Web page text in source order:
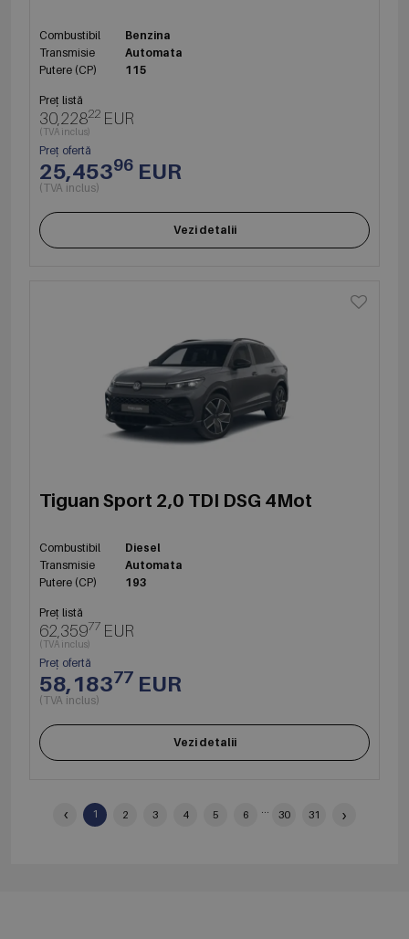
Combustibil
Benzina
Transmisie
Automata
Putere (CP)
115
Preț listă
30,22822 EUR
(TVA inclus)
Preț ofertă
25,45396 EUR
(TVA inclus)
Vezi detalii
Tiguan Sport 2,0 TDI DSG 4Mot
Combustibil
Diesel
Transmisie
Automata
Putere (CP)
193
Preț listă
62,35977 EUR
(TVA inclus)
Preț ofertă
58,18377 EUR
(TVA inclus)
Vezi detalii
‹ 1 2 3 4 5 6 30 31 ›